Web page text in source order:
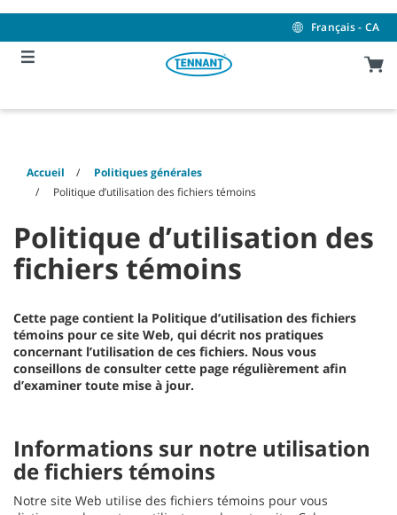
content
navigation
menu
Français - CA
Accueil
Politiques générales
Politique d’utilisation des fichiers témoins
Politique d’utilisation des
fichiers témoins
Cette page contient la Politique d’utilisation des fichiers
témoins pour ce site Web, qui décrit nos pratiques
concernant l’utilisation de ces fichiers. Nous vous
conseillons de consulter cette page régulièrement afin
d’examiner toute mise à jour.
Informations sur notre utilisation
de fichiers témoins
Notre site Web utilise des fichiers témoins pour vous